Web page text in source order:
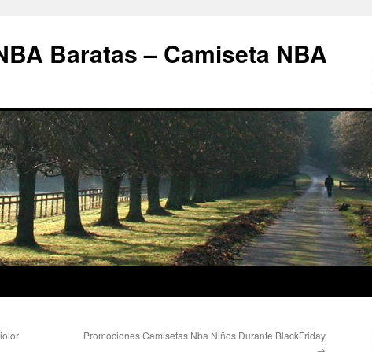
Baratas – Camiseta NBA
Promociones Camisetas Nba Niños Durante BlackFriday
→